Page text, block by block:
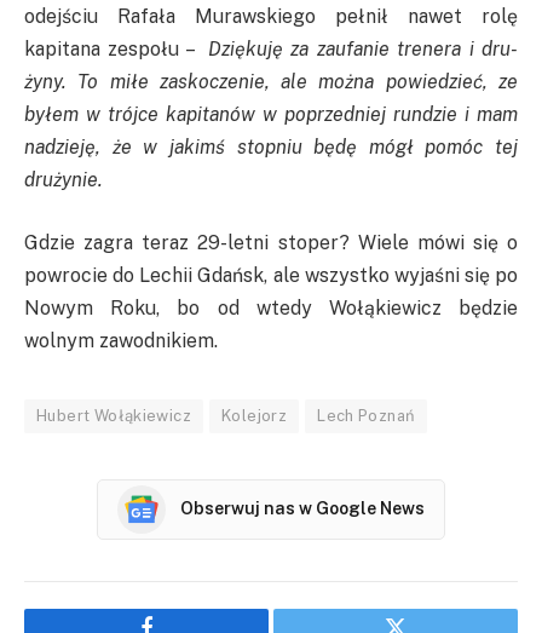
odejściu Rafała Murawskiego pełnił nawet rolę
kapitana zespołu – Dzię­kuję za zaufa­nie tre­nera i dru­
żyny. To miłe zasko­cze­nie, ale można powie­dzieć, ze
byłem w trójce kapi­ta­nów w poprzed­niej run­dzie i mam
nadzieję, że w jakimś stop­niu będę mógł pomóc tej
drużynie.
Gdzie zagra teraz 29-letni stoper? Wiele mówi się o
powrocie do Lechii Gdańsk, ale wszystko wyjaśni się po
Nowym Roku, bo od wtedy Wołąkiewicz będzie
wolnym zawodnikiem.
Hubert Wołąkiewicz Kolejorz Lech Poznań
Obserwuj nas w Google News